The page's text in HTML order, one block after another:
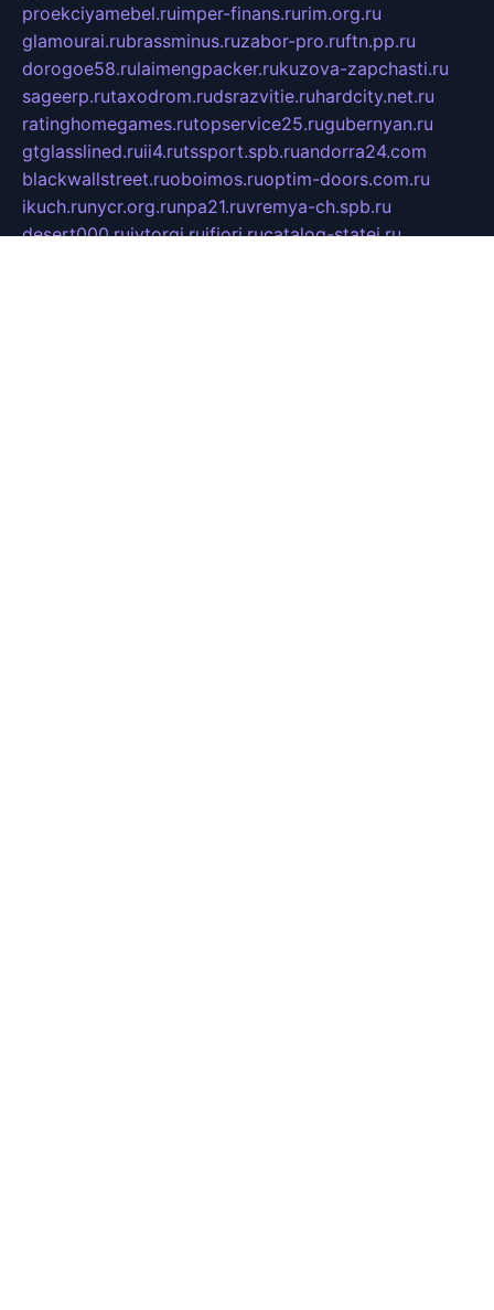
proekciyamebel.ruimper-finans.rurim.org.ru
glamourai.rubrassminus.ruzabor-pro.ruftn.pp.ru
dorogoe58.rulaimengpacker.rukuzova-zapchasti.ru
sageerp.rutaxodrom.rudsrazvitie.ruhardcity.net.ru
ratinghomegames.rutopservice25.rugubernyan.ru
gtglasslined.ruii4.rutssport.spb.ruandorra24.com
blackwallstreet.ruoboimos.ruoptim-doors.com.ru
ikuch.runycr.org.runpa21.ruvremya-ch.spb.ru
desert000.ruivtorgi.ruifiori.rucatalog-statei.ru